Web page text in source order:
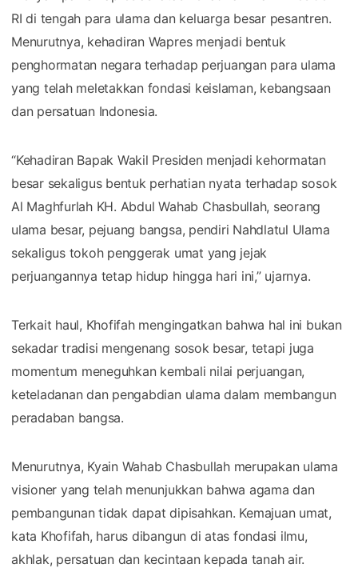
RI di tengah para ulama dan keluarga besar pesantren.
Menurutnya, kehadiran Wapres menjadi bentuk
penghormatan negara terhadap perjuangan para ulama
yang telah meletakkan fondasi keislaman, kebangsaan
dan persatuan Indonesia.
“Kehadiran Bapak Wakil Presiden menjadi kehormatan
besar sekaligus bentuk perhatian nyata terhadap sosok
Al Maghfurlah KH. Abdul Wahab Chasbullah, seorang
ulama besar, pejuang bangsa, pendiri Nahdlatul Ulama
sekaligus tokoh penggerak umat yang jejak
perjuangannya tetap hidup hingga hari ini,” ujarnya.
Terkait haul, Khofifah mengingatkan bahwa hal ini bukan
sekadar tradisi mengenang sosok besar, tetapi juga
momentum meneguhkan kembali nilai perjuangan,
keteladanan dan pengabdian ulama dalam membangun
peradaban bangsa.
Menurutnya, Kyain Wahab Chasbullah merupakan ulama
visioner yang telah menunjukkan bahwa agama dan
pembangunan tidak dapat dipisahkan. Kemajuan umat,
kata Khofifah, harus dibangun di atas fondasi ilmu,
akhlak, persatuan dan kecintaan kepada tanah air.